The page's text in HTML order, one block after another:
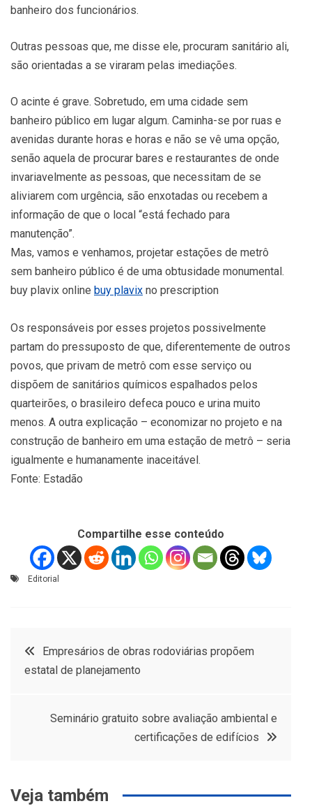
banheiro dos funcionários.
Outras pessoas que, me disse ele, procuram sanitário ali,
são orientadas a se viraram pelas imediações.
O acinte é grave. Sobretudo, em uma cidade sem
banheiro público em lugar algum. Caminha-se por ruas e
avenidas durante horas e horas e não se vê uma opção,
senão aquela de procurar bares e restaurantes de onde
invariavelmente as pessoas, que necessitam de se
aliviarem com urgência, são enxotadas ou recebem a
informação de que o local “está fechado para
manutenção”.
Mas, vamos e venhamos, projetar estações de metrô
sem banheiro público é de uma obtusidade monumental.
buy plavix online buy plavix no prescription
Os responsáveis por esses projetos possivelmente
partam do pressuposto de que, diferentemente de outros
povos, que privam de metrô com esse serviço ou
dispõem de sanitários químicos espalhados pelos
quarteirões, o brasileiro defeca pouco e urina muito
menos. A outra explicação – economizar no projeto e na
construção de banheiro em uma estação de metrô – seria
igualmente e humanamente inaceitável.
Fonte: Estadão
Compartilhe esse conteúdo
Editorial
Navegação
Post
Empresários de obras rodoviárias propõem
estatal de planejamento
Seminário gratuito sobre avaliação ambiental e
certificações de edifícios
Veja também